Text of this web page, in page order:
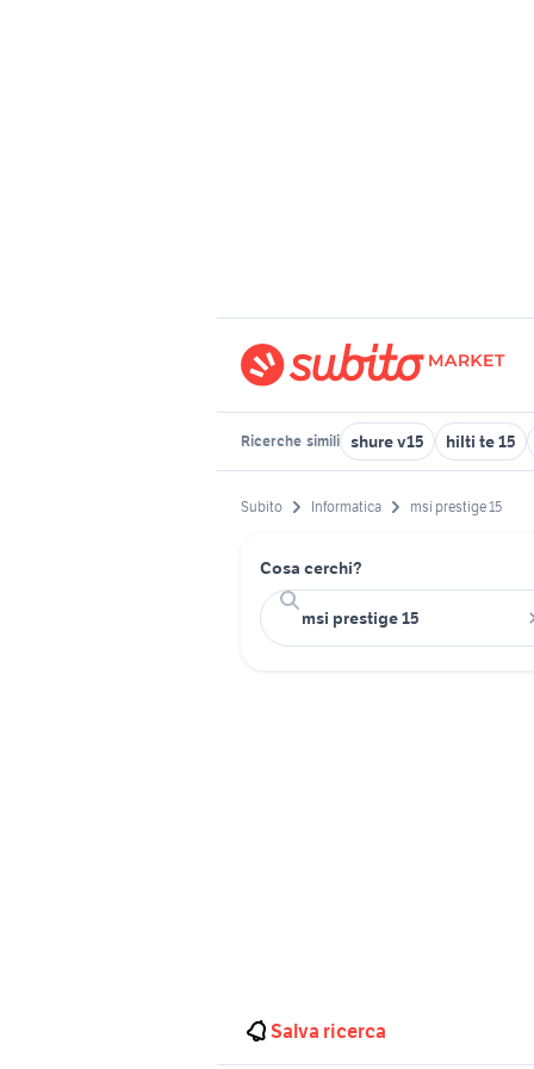
Ricerche simili shure v15 hilti te 15
Subito Informatica msi prestige 15
Cosa cerchi?
Salva ricerca